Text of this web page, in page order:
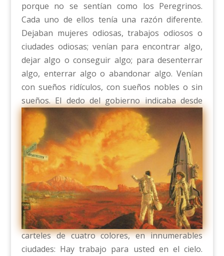
porque no se sentían como los Peregrinos.
Cada uno de ellos tenía una razón diferente.
Dejaban mujeres odiosas, trabajos odiosos o
ciudades odiosas; venían para encontrar algo,
dejar algo o conseguir algo; para desenterrar
algo, enterrar algo o abandonar algo. Venían
con sueños ridículos, con sueños nobles o sin
sueños.El dedo del gobierno indicaba desde
carteles de cuatro colores, en innumerables
ciudades: Hay trabajo para usted en el cielo.